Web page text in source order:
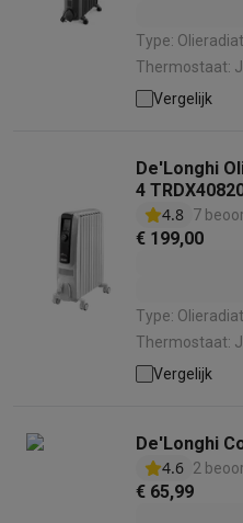
Type: Olieradiators | Vermogen:
Thermostaat:
oververhitting:
Vergelijk
De'Longhi
4
4.8 7
€ 199,00
Type: Olieradiators | Vermogen:
Thermostaat:
oververhitting:
Vergelijk
De'Longhi
4.6 2
€ 65,99